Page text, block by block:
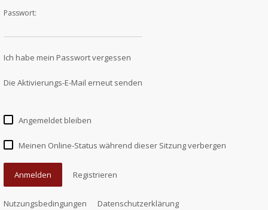
Passwort:
Ich habe mein Passwort vergessen
Die Aktivierungs-E-Mail erneut senden
Angemeldet bleiben
Meinen Online-Status während dieser Sitzung verbergen
Anmelden Registrieren
Nutzungsbedingungen Datenschutzerklärung